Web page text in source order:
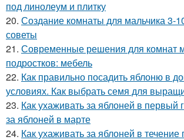
под линолеум и плитку
20. Создание комнаты для мальчика 3-
советы
21. Современные решения для комнат
подростков: мебель
22. Как правильно посадить яблоню в
условиях. Как выбрать семя для
23. Как ухаживать за яблоней в первый
за яблоней в марте
24. Как ухаживать за яблоней в течение